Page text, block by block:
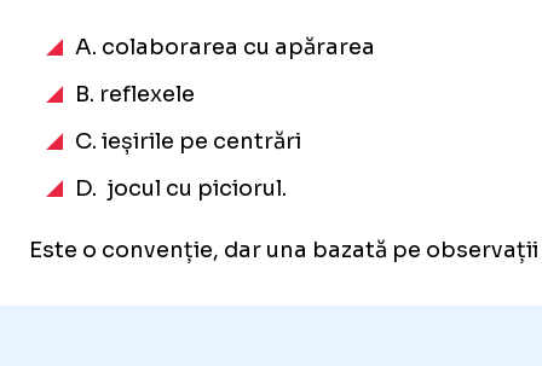
A. colaborarea cu apărarea
B. reflexele
C. ieșirile pe centrări
D. jocul cu piciorul.
Este o convenție, dar una bazată pe